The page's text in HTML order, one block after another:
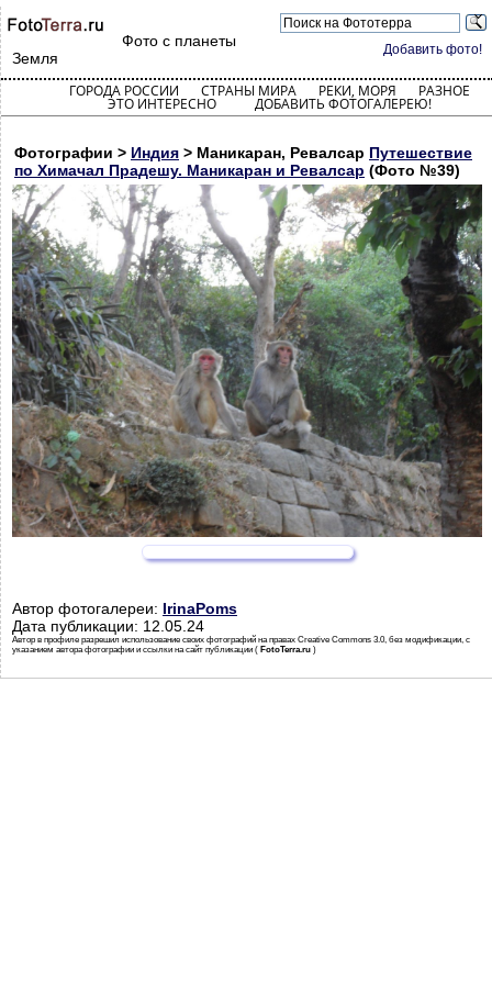
Добавить фото!
Фото с планеты
Земля
ГОРОДА РОССИИ СТРАНЫ МИРА РЕКИ, МОРЯ РАЗНОЕ
ЭТО ИНТЕРЕСНО ДОБАВИТЬ ФОТОГАЛЕРЕЮ!
Фотографии > Индия > Маникаран, Ревалсар Путешествие
по Химачал Прадешу. Маникаран и Ревалсар (Фото №39)
Автор фотогалереи: IrinaPoms
Дата публикации: 12.05.24
Автор в профиле разрешил использование своих фотографий на правах Creative Commons 3.0, без модификации, с
указанием автора фотографии и ссылки на сайт публикации ( FotoTerra.ru )